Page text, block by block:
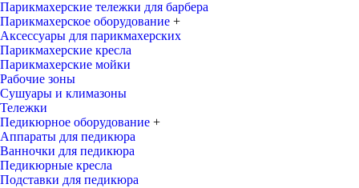
Парикмахерские тележки для барбера
Парикмахерское оборудование +
Аксессуары для парикмахерских
Парикмахерские кресла
Парикмахерские мойки
Рабочие зоны
Сушуары и климазоны
Тележки
Педикюрное оборудование +
Аппараты для педикюра
Ванночки для педикюра
Педикюрные кресла
Подставки для педикюра